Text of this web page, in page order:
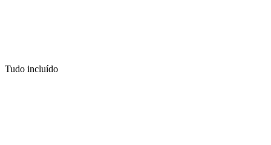
Tudo incluído